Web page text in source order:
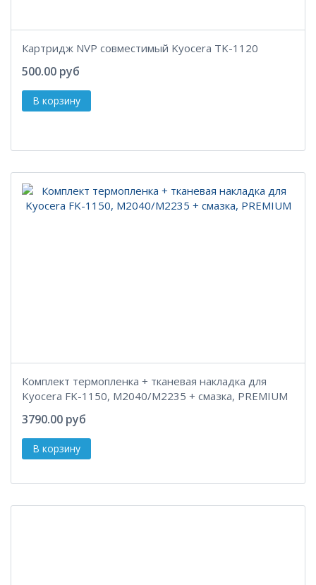
Картридж NVP совместимый Kyocera TK-1120
500.00 руб
Комплект термопленка + тканевая накладка для
Kyocera FK-1150, M2040/M2235 + смазка, PREMIUM
3790.00 руб